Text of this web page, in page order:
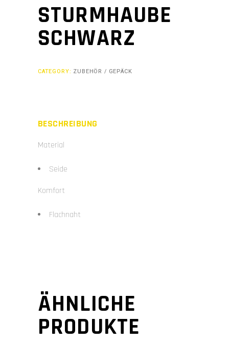
STURMHAUBE
SCHWARZ
CATEGORY: ZUBEHÖR / GEPÄCK
BESCHREIBUNG
Material
Seide
Komfort
Flachnaht
ÄHNLICHE
PRODUKTE